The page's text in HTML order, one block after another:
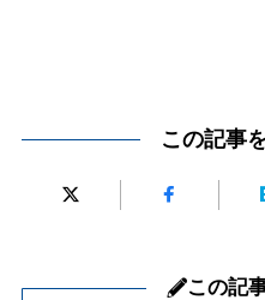
この記事
この記